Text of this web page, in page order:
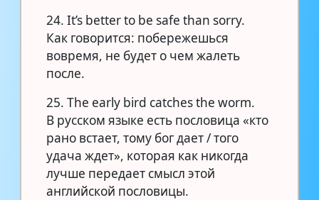
24. It’s better to be safe than sorry.
Как говорится: побережешься
вовремя, не будет о чем жалеть
после.
25. The early bird catches the worm.
В русском языке есть пословица «кто
рано встает, тому бог дает / того
удача ждет», которая как никогда
лучше передает смысл этой
английской пословицы.